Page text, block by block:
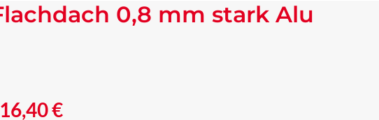
0,8 mm stark Alu
Regulärer Preis:
16,40 €